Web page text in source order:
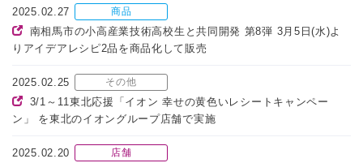
2025.02.27 商品
南相馬市の小高産業技術高校生と共同開発 第8弾 3月5日(水)よ
りアイデアレシピ2品を商品化して販売
2025.02.25 その他
3/1～11東北応援「イオン 幸せの黄色いレシートキャンペー
ン」 を東北のイオングループ店舗で実施
2025.02.20 店舗